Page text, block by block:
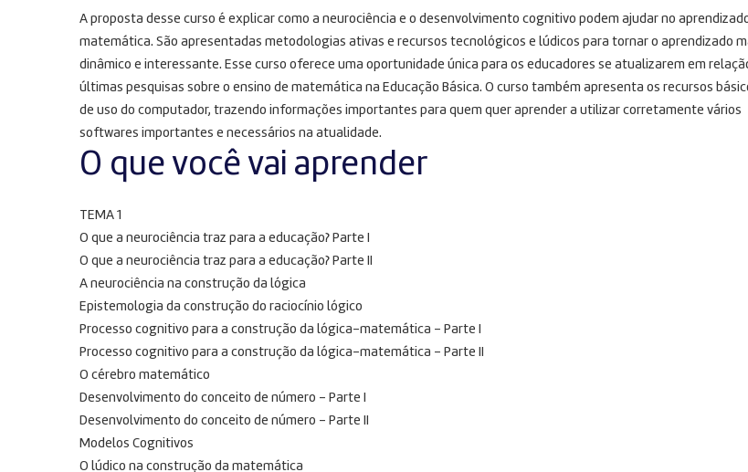
A proposta desse curso é explicar como a neurociência e o desenvolvimento cognitivo podem ajudar no
matemática. São apresentadas metodologias ativas e recursos tecnológicos e lúdicos para tornar o aprendizado
dinâmico e interessante. Esse curso oferece uma oportunidade única para os educadores se atualizarem em
últimas pesquisas sobre o ensino de matemática na Educação Básica. O curso também apresenta os recursos
de uso do computador, trazendo informações importantes para quem quer aprender a utilizar corretamente vários
softwares importantes e necessários na atualidade.
O que você vai aprender
TEMA 1
O que a neurociência traz para a educação? Parte I
O que a neurociência traz para a educação? Parte II
A neurociência na construção da lógica
Epistemologia da construção do raciocínio lógico
Processo cognitivo para a construção da lógica-matemática – Parte I
Processo cognitivo para a construção da lógica-matemática – Parte II
O cérebro matemático
Desenvolvimento do conceito de número – Parte I
Desenvolvimento do conceito de número – Parte II
Modelos Cognitivos
O lúdico na construção da matemática